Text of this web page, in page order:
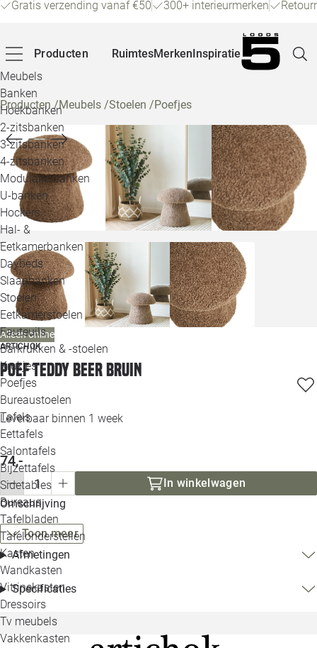
Gratis verzending vanaf €50 300+ interieurmerken
Producten
Meubels
Banken
Hoekbanken
2-zitsbanken
3-zitsbanken
4-zitsbanken
Modulaire banken
U-banken
Hockers
Hal- &
Eetkamerbanken
Daybeds
Slaapbanken
Stoelen
Eetkamerstoelen
Fauteuils
Barkrukken & -stoelen
Krukjes
Poefjes
Bureaustoelen
Tafels
Eettafels
Salontafels
Bijzettafels
Sidetables
Bureaus
Tafelbladen
Tafelonderstellen
Kasten
Wandkasten
Vitrinekasten
Dressoirs
Tv meubels
Vakkenkasten
RuimtesMerkenInspiratie
Producten/Meubels /Stoelen /Poefjes
Alleen online
ARTICHOK
Poef Teddy Beer bruin
Leverbaar binnen 1 week
74,-
In winkelwagen
Omschrijving
Toon meer
Afmetingen
Specificaties